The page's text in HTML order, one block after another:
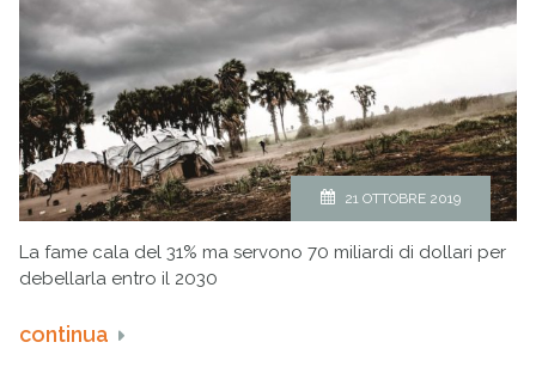
21 OTTOBRE 2019
La fame cala del 31% ma servono 70 miliardi di dollari per
debellarla entro il 2030
continua